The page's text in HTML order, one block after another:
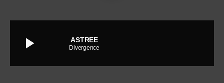
play_arrow ASTREE
Divergence